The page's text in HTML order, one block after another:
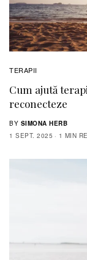
TERAPII
Cum ajută
reconecteze
BY SIMONA HERB
1 SEPT. 2025
1 MIN